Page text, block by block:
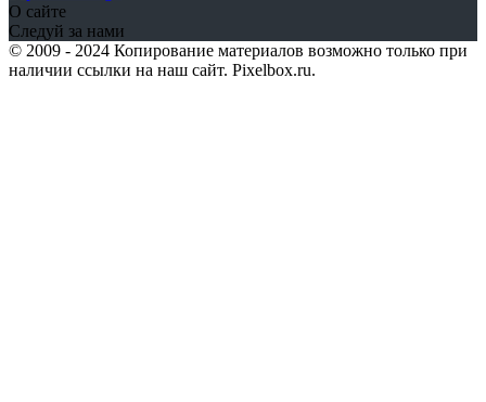
О сайте
Следуй за нами
© 2009 - 2024 Копирование материалов возможно только при
наличии ссылки на наш сайт. Pixelbox.ru.